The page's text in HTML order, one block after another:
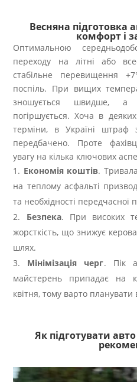
Весняна підготовка
комфорт і
Оптимальною
переходу на літні або
стабільне перевищення
поспіль. При вищих
зношується швидше, а
погіршується. Хоча в
терміни, в Україні штраф
передбачено. Проте
увагу на кілька ключових
Економія коштів.
на теплому асфальті
та необхідності передчасної
Безпека. При високих
жорсткість, що знижує
шлях.
Мінімізація черг. Пік
майстерень припадає на
квітня, тому варто планувати
Як підготувати